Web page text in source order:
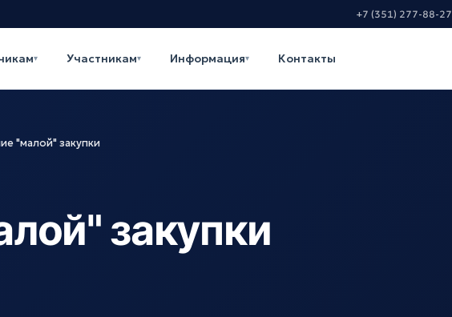
+7 (351) 277-88-27
▾ Участникам▾ Информация▾ Контакты
"малой" закупки
закупки